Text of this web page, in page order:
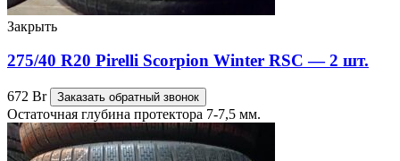
Закрыть
275/40 R20 Pirelli Scorpion Winter RSC — 2 шт.
672 Br Заказать обратный звонок
Остаточная глубина протектора 7-7,5 мм.